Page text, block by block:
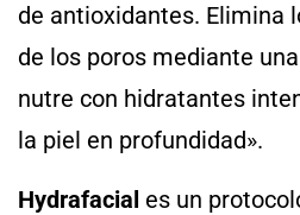
de antioxidantes. Elimina
de los poros mediante
nutre con hidratantes
la piel en profundidad».
Hydrafacial es un